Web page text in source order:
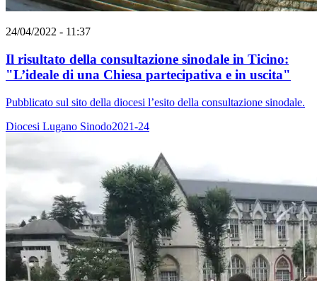
24/04/2022 - 11:37
Il risultato della consultazione sinodale in Ticino:
"L’ideale di una Chiesa partecipativa e in uscita"
Pubblicato sul sito della diocesi l’esito della consultazione sinodale.
Diocesi Lugano Sinodo2021-24